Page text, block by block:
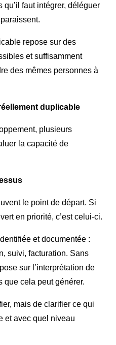
faut intégrer, déléguer
repose sur des
et suffisamment
des mêmes personnes à
duplicable
plusieurs
la capacité de
le point de départ. Si
en priorité, c’est celui-ci.
et documentée :
suivi, facturation. Sans
sur l’interprétation de
que cela peut générer.
mais de clarifier ce qui
et avec quel niveau